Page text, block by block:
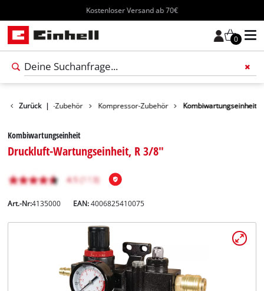
Kostenloser Versand ab 70€
0
Zurück |
Werkzeug-Zubehör Kompressor-Zubehör Kombiwartungseinheit
Kombiwartungseinheit
Druckluft-Wartungseinheit, R 3/8"
Art.-Nr:4135000 EAN:4006825410075